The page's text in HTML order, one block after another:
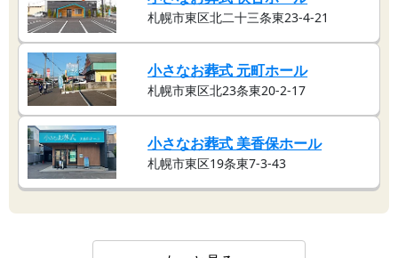
札幌市東区北二十三条東23-4-21
小さなお葬式 元町ホール
札幌市東区北23条東20-2-17
小さなお葬式 美香保ホール
札幌市東区19条東7-3-43